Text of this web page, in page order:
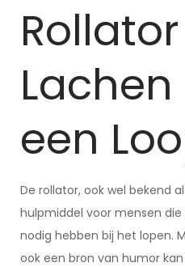
een
De rollator, ook wel bekend
hulpmiddel voor mensen
nodig hebben bij het lopen.
ook een bron van humor